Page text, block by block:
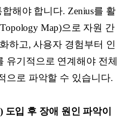
해야 합니다. Zenius를 활
Map)으로 자원 간
하고, 사용자 경험부터 인
유기적으로 연계해야 전체
으로 파악할 수 있습니다.
도입 후 장애 원인 파악이